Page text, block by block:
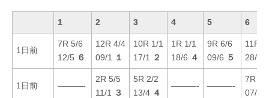
1 2 3 4 5 6
1日前
7R 5/6
12/5 ６
12R 4/4
09/1
１
10R 1/1
17/1
２
1R 1/1
18/6 ４
9R 6/6
09/6 ５
11R
28/4
1日前 ———-
2R 5/5
11/1
３
5R 2/2
13/4 ４
———- ———-
7R 2/
07/2